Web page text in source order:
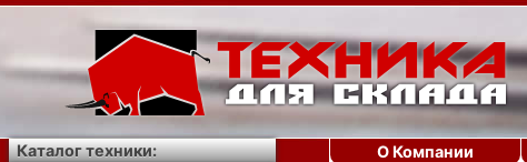
О Компании
Каталог техники: